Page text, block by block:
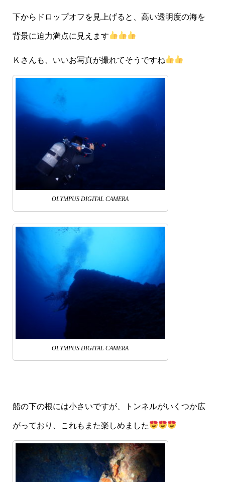
下からドロップオフを見上げると、高い透明度の海を
背景に迫力満点に見えます
Ｋさんも、いいお写真が撮れてそうですね
OLYMPUS DIGITAL CAMERA
OLYMPUS DIGITAL CAMERA
船の下の根には小さいですが、トンネルがいくつか広
がっており、これもまた楽しめました